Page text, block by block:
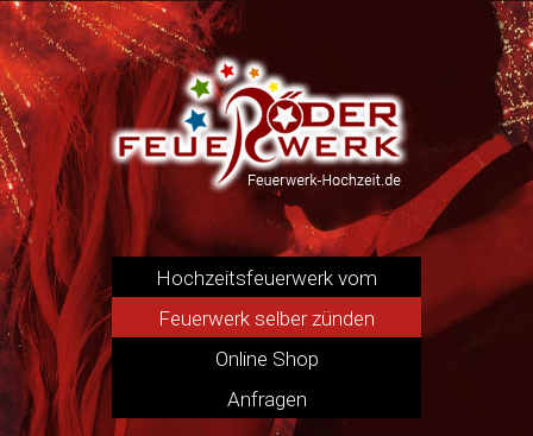
Hochzeitsfeuerwerk vom
Pyrotechniker
Feuerwerk selber zünden
Online Shop
Anfragen